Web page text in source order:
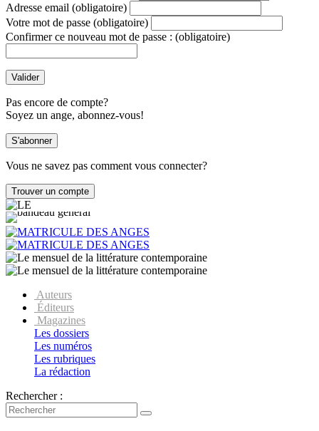
Adresse email (obligatoire)
Votre mot de passe (obligatoire)
Confirmer ce nouveau mot de passe : (obligatoire)
Pas encore de compte?
Soyez un ange, abonnez-vous!
Vous ne savez pas comment vous connecter?
Auteurs
Éditeurs
Magazines
Les dossiers
Les numéros
Les rubriques
La rédaction
Rechercher :